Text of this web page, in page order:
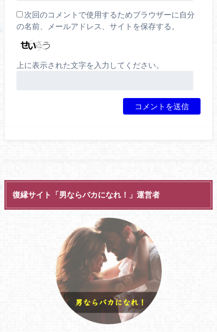
次回のコメントで使用するためブラウザーに自分
の名前、メールアドレス、サイトを保存する。
上に表示された文字を入力してください。
復縁サイト「男ならバカになれ！」運営者